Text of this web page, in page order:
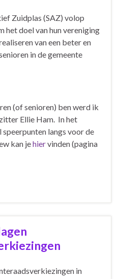
Zuidplas (SAZ) volop
het doel van hun vereniging
van een beter en
in de gemeente
(of senioren) ben werd ik
Ellie Ham. In het
langs voor de
kan jehiervinden (pagina
in